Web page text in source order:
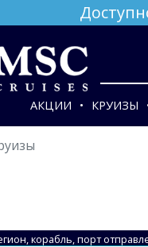
АКЦИИ КРУИЗЫ
корабль, порт